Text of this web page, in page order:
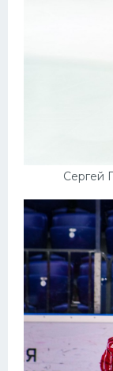
Сергей